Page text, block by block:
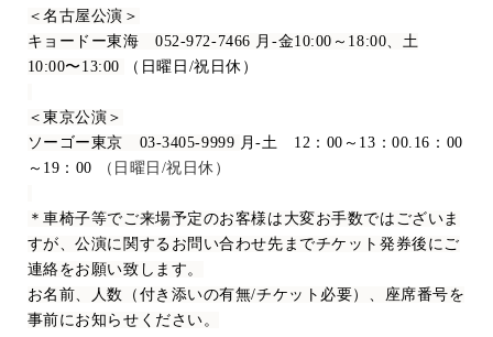
＜名古屋公演＞
キョードー東海052-972-7466 月 -金10:00 ～ 18:00、土
10:00〜 13:00 （日曜日 /祝日休）
＜東京公演＞
ソーゴー東京 03-3405-9999 月-土 12 ： 00 ～ 13 ：00.16 ： 00
～ 19 ： 00 （日曜日 /祝日休）
＊車椅子等でご来場予定のお客様は大変お手数ではございま
すが、公演に関するお問い合わせ先までチケット発券後にご
連絡をお願い致します。
お名前、人数（付き添いの有無/チケット必要）、座席番号を
事前にお知らせください。